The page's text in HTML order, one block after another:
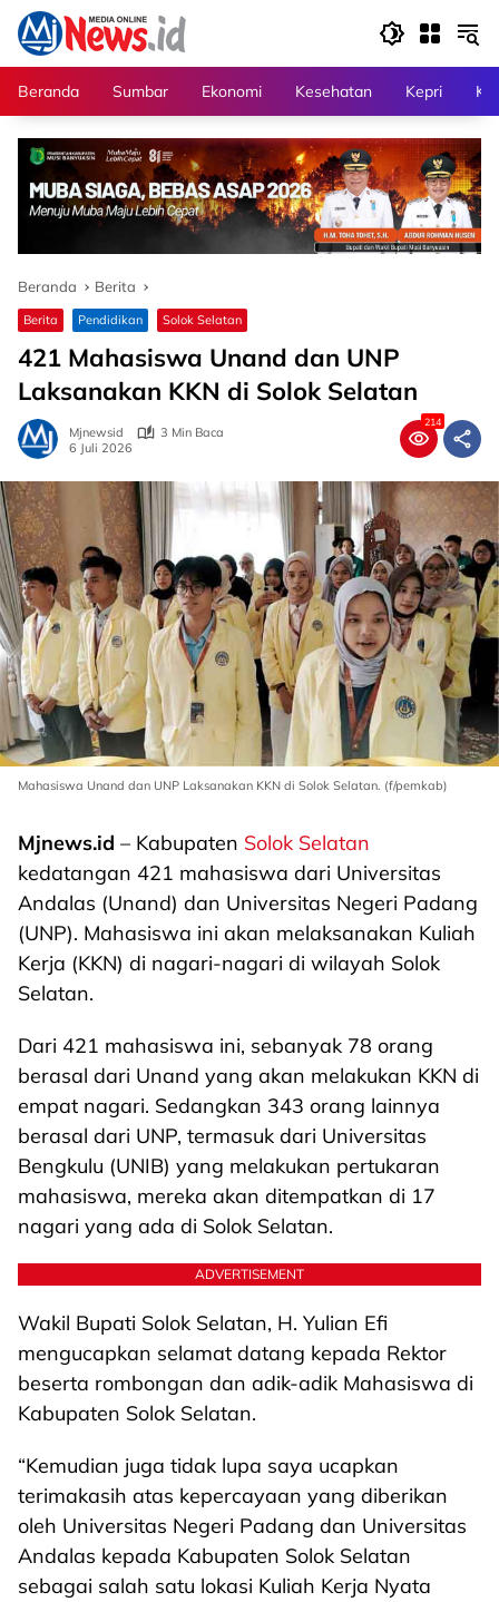
Langsung
konten
Beranda
Sumbar Ekonomi Kesehatan Kepri
Beranda Berita
Berita Pendidikan Solok Selatan
421 Mahasiswa Unand dan UNP
Laksanakan KKN di Solok Selatan
Mjnewsid
3 Min Baca
6 Juli 2026
214
Mahasiswa Unand dan UNP Laksanakan KKN di Solok Selatan. (f/pemkab)
Mjnews.id – Kabupaten Solok Selatan
kedatangan 421 mahasiswa dari Universitas
Andalas (Unand) dan Universitas Negeri Padang
(UNP). Mahasiswa ini akan melaksanakan Kuliah
Kerja (KKN) di nagari-nagari di wilayah Solok
Selatan.
Dari 421 mahasiswa ini, sebanyak 78 orang
berasal dari Unand yang akan melakukan KKN di
empat nagari. Sedangkan 343 orang lainnya
berasal dari UNP, termasuk dari Universitas
Bengkulu (UNIB) yang melakukan pertukaran
mahasiswa, mereka akan ditempatkan di 17
nagari yang ada di Solok Selatan.
ADVERTISEMENT
Wakil Bupati Solok Selatan, H. Yulian Efi
mengucapkan selamat datang kepada Rektor
beserta rombongan dan adik-adik Mahasiswa di
Kabupaten Solok Selatan.
“Kemudian juga tidak lupa saya ucapkan
terimakasih atas kepercayaan yang diberikan
oleh Universitas Negeri Padang dan Universitas
Andalas kepada Kabupaten Solok Selatan
sebagai salah satu lokasi Kuliah Kerja Nyata